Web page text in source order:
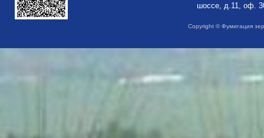
шоссе, д.11, оф.
Copyright © Фумигация